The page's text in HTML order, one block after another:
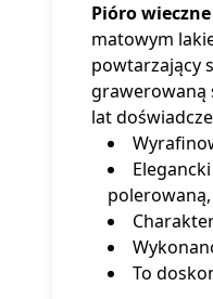
Pióro
matowym
powtarzający
grawerowaną
lat
To